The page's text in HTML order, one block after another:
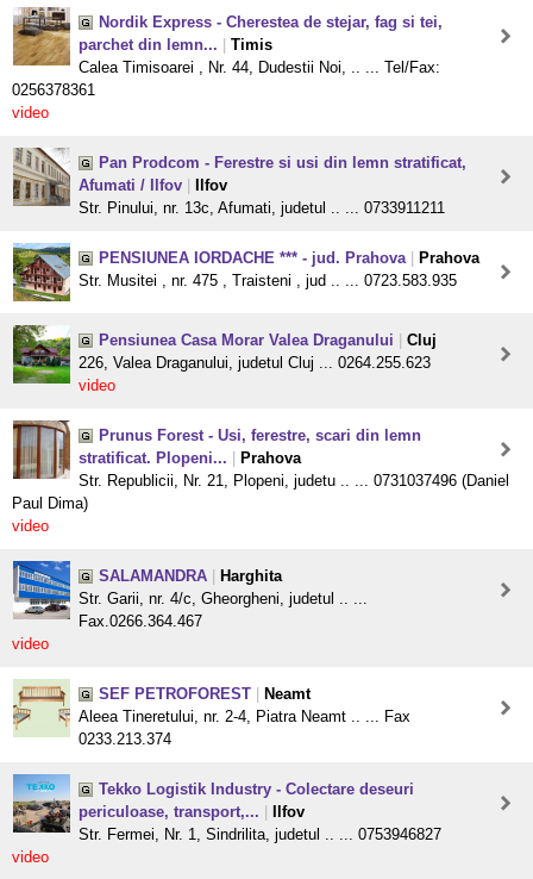
Nordik Express - Cherestea de stejar, fag si tei,
parchet din lemn...
Timis
Calea Timisoarei , Nr. 44, Dudestii Noi, .. ... Tel/Fax:
0256378361
video
Pan Prodcom - Ferestre si usi din lemn stratificat,
Afumati / Ilfov
Ilfov
Str. Pinului, nr. 13c, Afumati, judetul .. ... 0733911211
PENSIUNEA IORDACHE *** - jud. Prahova
Prahova
Str. Musitei , nr. 475 , Traisteni , jud .. ... 0723.583.935
Pensiunea Casa Morar Valea Draganului
Cluj
226, Valea Draganului, judetul Cluj ... 0264.255.623
video
Prunus Forest - Usi, ferestre, scari din lemn
stratificat. Plopeni...
Prahova
Str. Republicii, Nr. 21, Plopeni, judetu .. ... 0731037496 (Daniel
Paul Dima)
video
SALAMANDRA
Harghita
Str. Garii, nr. 4/c, Gheorgheni, judetul .. ...
Fax.0266.364.467
video
SEF PETROFOREST
Neamt
Aleea Tineretului, nr. 2-4, Piatra Neamt .. ... Fax
0233.213.374
Tekko Logistik Industry - Colectare deseuri
periculoase, transport,...
Ilfov
Str. Fermei, Nr. 1, Sindrilita, judetul .. ... 0753946827
video